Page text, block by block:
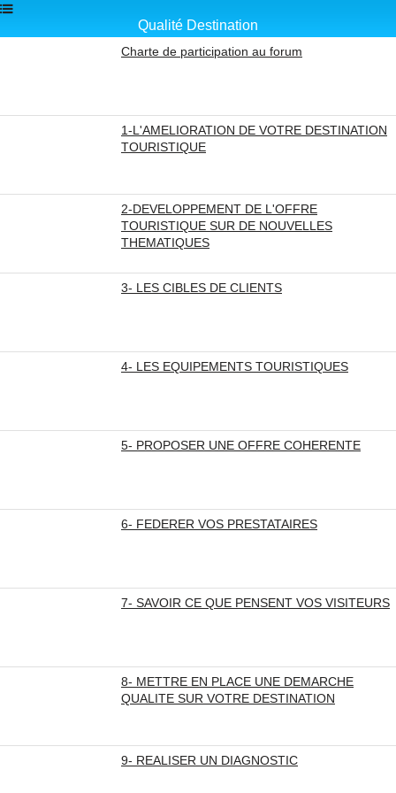
Qualité Destination
Charte de participation au forum
1-L'AMELIORATION DE VOTRE DESTINATION
TOURISTIQUE
2-DEVELOPPEMENT DE L'OFFRE
TOURISTIQUE SUR DE NOUVELLES
THEMATIQUES
3- LES CIBLES DE CLIENTS
4- LES EQUIPEMENTS TOURISTIQUES
5- PROPOSER UNE OFFRE COHERENTE
6- FEDERER VOS PRESTATAIRES
7- SAVOIR CE QUE PENSENT VOS VISITEURS
8- METTRE EN PLACE UNE DEMARCHE
QUALITE SUR VOTRE DESTINATION
9- REALISER UN DIAGNOSTIC